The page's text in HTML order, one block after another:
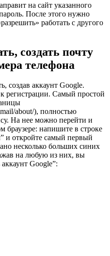
на сайт указанного
После этого нужно
работать с другого
создать почту
телефона
создав аккаунт Google.
регистрации. Самый простой
about/), полностью
На нее можно перейти и
браузере: напишите в строке
и откройте самый первый
несколько больших синих
на любую из них, вы
Google”: